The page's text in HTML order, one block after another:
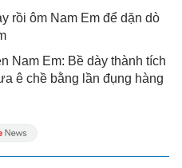
rồi ôm Nam Em để dặn dò
Nam Em: Bề dày thành tích
ê chề bằng lần đụng hàng